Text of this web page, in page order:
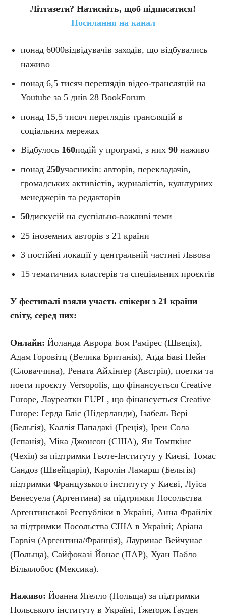
Літгазети? Натисніть, щоб підписатися!
Посилання на канал
понад 6000відвідувачів заходів, що відбувались
наживо
понад 6,5 тисяч переглядів відео-трансляцій на
Youtube за 5 днів 28 BookForum
понад 15,5 тисяч переглядів трансляцій в
соціальних мережах
Відбулось 160подій у програмі, з них 90 наживо
понад 250учасників: авторів, перекладачів,
громадських активістів, журналістів, культурних
менеджерів та редакторів
50дискусій на суспільно-важливі теми
25 іноземних авторів з 21 країни
3 постійні локації у центральній частині Львова
15 тематичних кластерів та спеціальних проєктів
У фестивалі взяли участь спікери з 21 країни
світу, серед них:
Онлайн: Йоланда Аврора Бом Рамірес (Швеція),
Адам Горовітц (Велика Британія), Аґда Баві Пейн
(Словаччина), Рената Айхінґер (Австрія), поетки та
поети проєкту Versopolis, що фінансується Creative
Europe, Лауреатки EUPL, що фінансується Creative
Europe: Ґерда Бліс (Нідерланди), Ізабель Вері
(Бельгія), Каллія Пападакі (Греція), Ірен Сола
(Іспанія), Міка Джонсон (США), Ян Томпкінс
(Чехія) за підтримки Гьоте-Інституту у Києві, Томас
Сандоз (Швейцарія), Каролін Ламарш (Бельгія)
підтримки Французького інституту у Києві, Луіса
Венесуела (Аргентина) за підтримки Посольства
Аргентинської Республіки в Україні, Анна Фрайліх
за підтримки Посольства США в Україні; Аріана
Гарвіч (Аргентина/Франція), Лауринас Вейчунас
(Польща), Сайфоказі Йонас (ПАР), Хуан Пабло
Вільялобос (Мексика).
Наживо: Йоанна Яґелло (Польща) за підтримки
Польського інституту в Україні, Ґжеґорж Ґауден